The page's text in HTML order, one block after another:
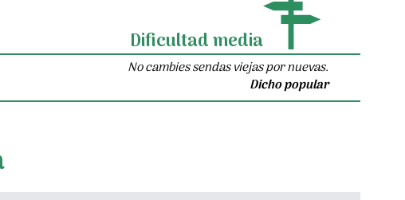
Dificultad media
No cambies sendas viejas por nuevas.
Dicho popular